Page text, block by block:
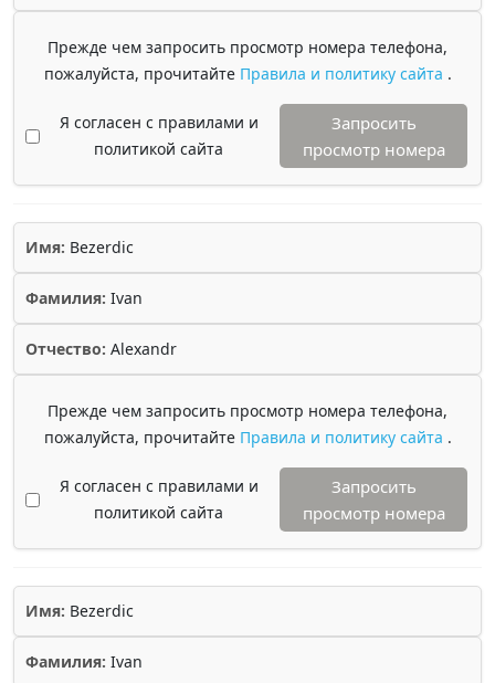
Прежде чем запросить просмотр номера телефона,
пожалуйста, прочитайте Правила и политику сайта .
Я согласен с правилами и
политикой сайта
Запросить
просмотр номера
Имя: Bezerdic
Фамилия: Ivan
Отчество: Alexandr
Прежде чем запросить просмотр номера телефона,
пожалуйста, прочитайте Правила и политику сайта .
Я согласен с правилами и
политикой сайта
Запросить
просмотр номера
Имя: Bezerdic
Фамилия: Ivan